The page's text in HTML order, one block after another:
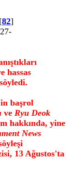
[82]
hassas
başrol
ve Ryu Deok
hakkında, yine
News
13 Ağustos'ta